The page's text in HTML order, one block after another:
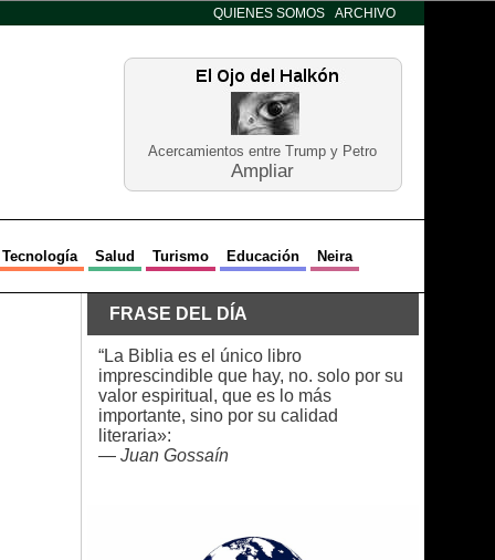
QUIENES SOMOS ARCHIVO
Acercamientos entre Trump y Petro
Ampliar
Tecnología Salud Turismo Educación Neira
FRASE DEL DÍA
“La Biblia es el único libro
imprescindible que hay, no. solo por su
valor espiritual, que es lo más
importante, sino por su calidad
literaria»:
— Juan Gossaín